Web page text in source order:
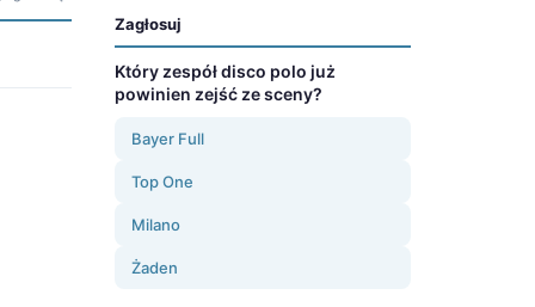
Zagłosuj
Który zespół disco polo już
powinien zejść ze sceny?
Bayer Full
Top One
Milano
Żaden